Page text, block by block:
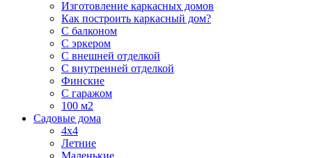
Изготовление каркасных домов
Как построить каркасный дом?
С балконом
С эркером
С внешней отделкой
С внутренней отделкой
Финские
С гаражом
100 м2
Садовые дома
4х4
Летние
Маленькие